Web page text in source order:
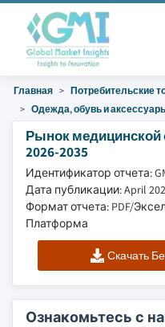
Главная
Потребительские
Одежда, обувь и
Рынок медицинской
2026-2035
Идентификатор отчета:
Дата публикации: April
Формат отчета: PDF/
Платформа
Скачать
Ознакомьтесь с